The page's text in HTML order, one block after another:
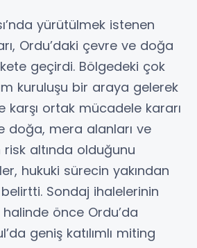
yürütülmek istenen
Ordu’daki çevre ve doğa
geçirdi. Bölgedeki çok
kuruluşu bir araya gelerek
karşı ortak mücadele kararı
doğa, mera alanları ve
altında olduğunu
hukuki sürecin yakından
Sondaj ihalelerinin
önce Ordu’da
geniş katılımlı miting